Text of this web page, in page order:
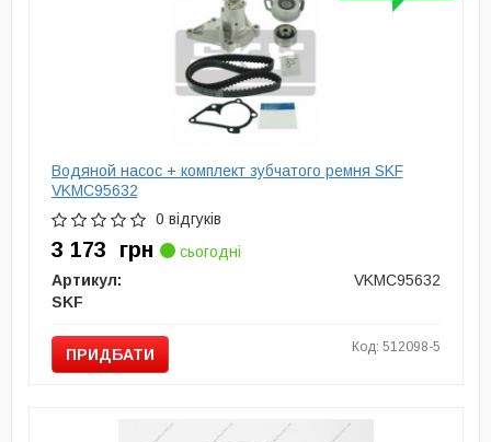
Водяной насос + комплект зубчатого ремня SKF
VKMC95632
0 відгуків
3 173 грн
сьогодні
Артикул:
VKMC95632
SKF
ПРИДБАТИ Код: 512098-5